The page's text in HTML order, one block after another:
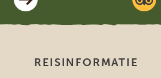
REISINFORMATIE